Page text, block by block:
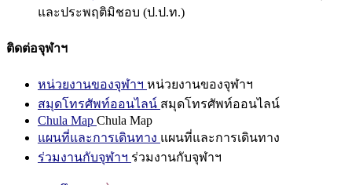
และประพฤติมิชอบ (ป.ป.ท.)
ติดต่อจุฬาฯ
หน่วยงานของจุฬาฯ หน่วยงานของจุฬาฯ
สมุดโทรศัพท์ออนไลน์ สมุดโทรศัพท์ออนไลน์
Chula Map Chula Map
แผนที่และการเดินทาง แผนที่และการเดินทาง
ร่วมงานกับจุฬาฯ ร่วมงานกับจุฬาฯ